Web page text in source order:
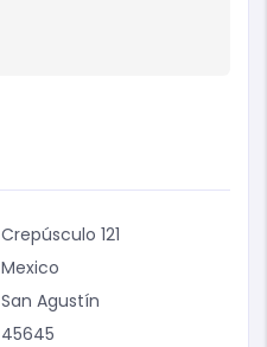
Crepúsculo 121
Mexico
San Agustín
45645